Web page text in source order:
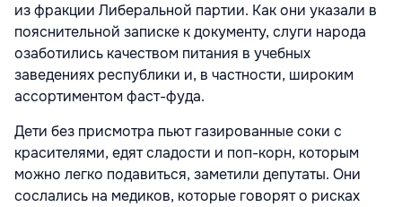
из фракции Либеральной партии. Как они указали в
пояснительной записке к документу, слуги народа
озаботились качеством питания в учебных
заведениях республики и, в частности, широким
ассортиментом фаст-фуда.
Дети без присмотра пьют газированные соки с
красителями, едят сладости и поп-корн, которым
можно легко подавиться, заметили депутаты. Они
сослались на медиков, которые говорят о рисках